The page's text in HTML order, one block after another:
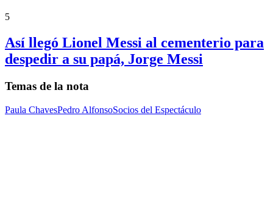
5
Así llegó Lionel Messi al cementerio para
despedir a su papá, Jorge Messi
Temas de la nota
Paula ChavesPedro AlfonsoSocios del Espectáculo